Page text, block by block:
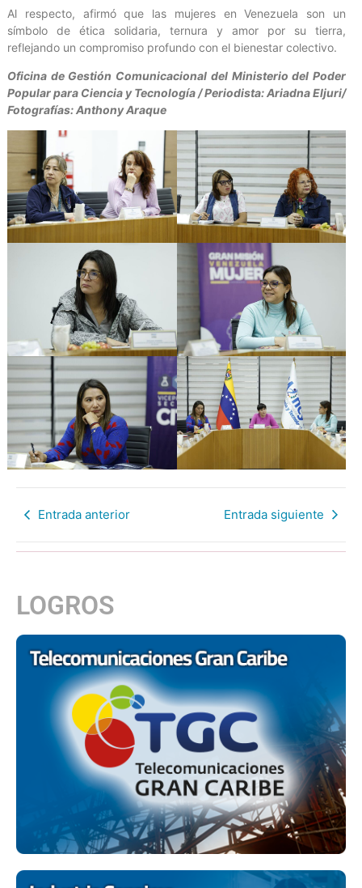
Al respecto, afirmó que las mujeres en Venezuela son un
símbolo de ética solidaria, ternura y amor por su tierra,
reflejando un compromiso profundo con el bienestar colectivo.
Oficina de Gestión Comunicacional del Ministerio del Poder
Popular para Ciencia y Tecnología / Periodista: Ariadna Eljuri/
Fotografías: Anthony Araque
Entrada anterior Entrada siguiente
LOGROS